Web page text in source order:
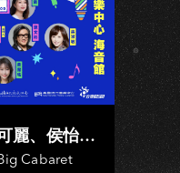
麗、侯怡
啟田、鳥來
Cabaret